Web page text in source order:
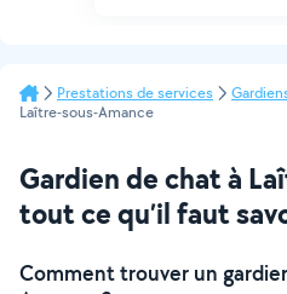
Prestations de services
Laître-sous-Amance
Gardien de chat à
tout ce qu’il faut
Comment trouver un